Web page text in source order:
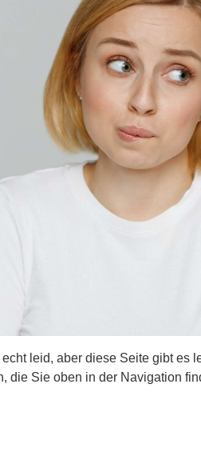
leid, aber diese Seite gibt es
die Sie oben in der Navigation